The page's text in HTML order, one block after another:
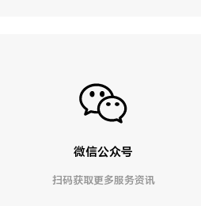
微信公众号
扫码获取更多服务资讯